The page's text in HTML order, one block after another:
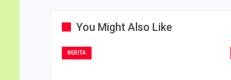
You Might Also Like
BERITA